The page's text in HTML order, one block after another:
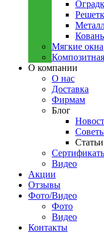
Мягкие окна
О компании
О нас
Доставка
Фирмам
Блог
Статьи
Видео
Акции
Отзывы
Фото/Видео
Фото
Видео
Контакты